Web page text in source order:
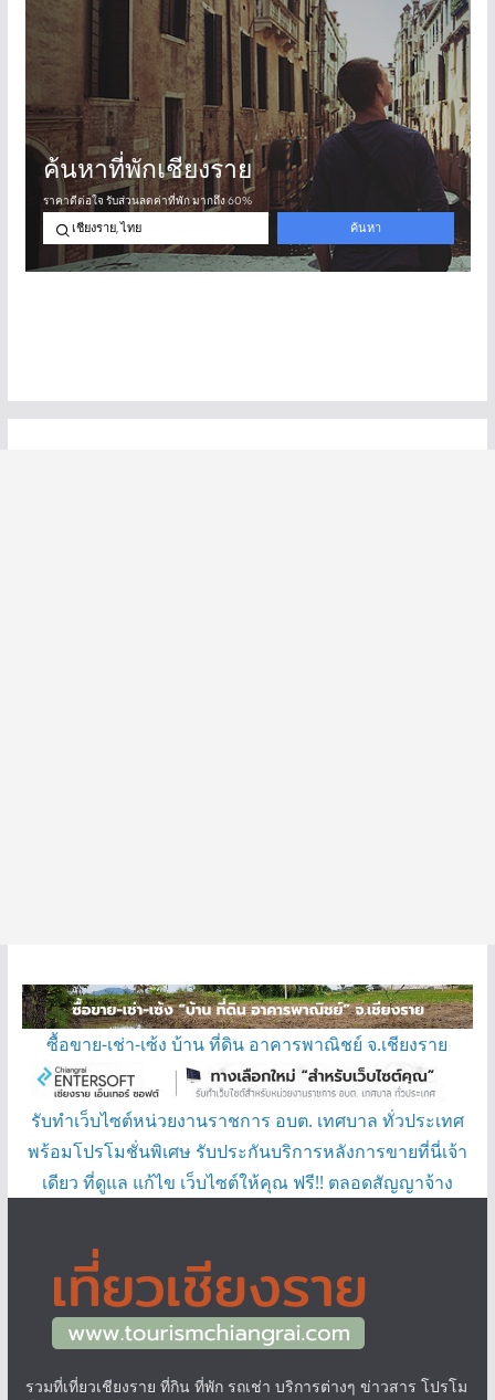
ซื้อขาย-เช่า-เซ้ง บ้าน ที่ดิน อาคารพาณิชย์ จ.เชียงราย
รับทำเว็บไซต์หน่วยงานราชการ อบต. เทศบาล ทั่วประเทศ
พร้อมโปรโมชั่นพิเศษ รับประกันบริการหลังการขายที่นี่เจ้า
เดียว ที่ดูแล แก้ไข เว็บไซต์ให้คุณ ฟรี!! ตลอดสัญญาจ้าง
รวมที่เที่ยวเชียงราย ที่กิน ที่พัก รถเช่า บริการต่างๆ ข่าวสาร โปรโม